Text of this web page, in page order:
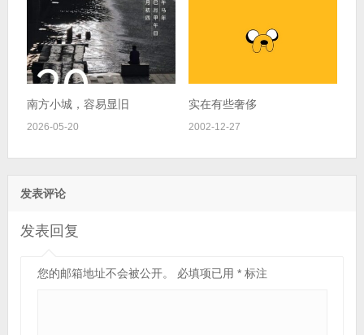
南方小城，容易显旧
2026-05-20
实在有些奢侈
2002-12-27
发表评论
发表回复
您的邮箱地址不会被公开。 必填项已用 *标注